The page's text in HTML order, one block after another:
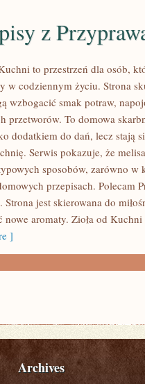
z
to przestrzeń dla osób,
w codziennym życiu. Strona
wzbogacić smak potraw,
przetworów. To domowa
dodatkiem do dań, lecz stają
Serwis pokazuje, że
sposobów, zarówno
przepisach. Polecam
Strona jest skierowana do
nowe aromaty. Zioła od
]
Archives